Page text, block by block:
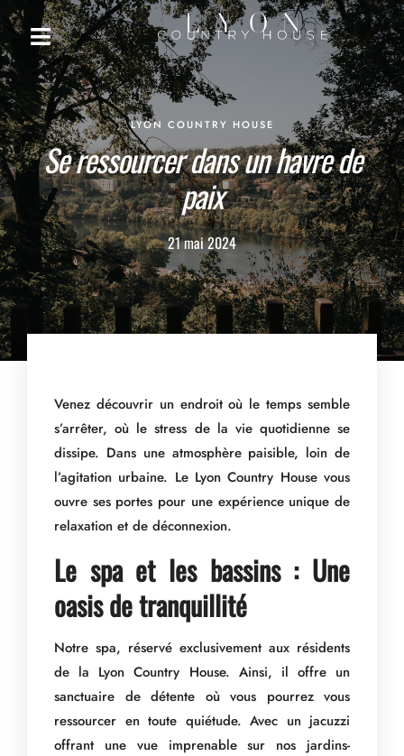
LYON COUNTRY HOUSE
Se ressourcer dans un havre de
paix
21 mai 2024
Venez découvrir un endroit où le temps semble
s’arrêter, où le stress de la vie quotidienne se
dissipe. Dans une atmosphère paisible, loin de
l’agitation urbaine. Le Lyon Country House vous
ouvre ses portes pour une expérience unique de
relaxation et de déconnexion.
Le spa et les bassins : Une
oasis de tranquillité
Notre spa, réservé exclusivement aux résidents
de la Lyon Country House. Ainsi, il offre un
sanctuaire de détente où vous pourrez vous
ressourcer en toute quiétude. Avec un jacuzzi
offrant une vue imprenable sur nos jardins-